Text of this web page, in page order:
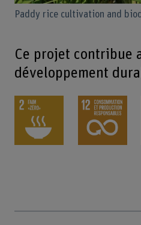
Paddy rice cultivation and
Ce projet contribue
développement